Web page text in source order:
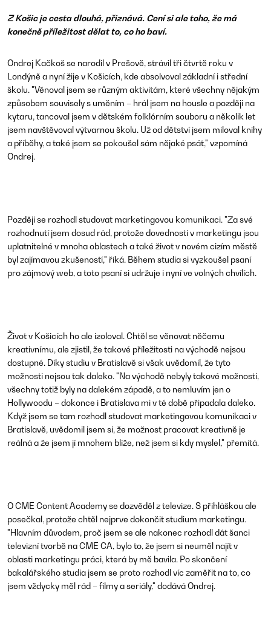
Z Košic je cesta dlouhá, přiznává. Cení si ale toho, že má
konečně příležitost dělat to, co ho baví.
Ondrej Kačkoš se narodil v Prešově, strávil tři čtvrtě roku v
Londýně a nyní žije v Košicích, kde absolvoval základní i střední
školu. "Věnoval jsem se různým aktivitám, které všechny nějakým
způsobem souvisely s uměním – hrál jsem na housle a později na
kytaru, tancoval jsem v dětském folklórním souboru a několik let
jsem navštěvoval výtvarnou školu. Už od dětství jsem miloval knihy
a příběhy, a také jsem se pokoušel sám nějaké psát," vzpomíná
Ondrej.
Později se rozhodl studovat marketingovou komunikaci. "Za své
rozhodnutí jsem dosud rád, protože dovednosti v marketingu jsou
uplatnitelné v mnoha oblastech a také život v novém cizím městě
byl zajímavou zkušeností," říká. Během studia si vyzkoušel psaní
pro zájmový web, a toto psaní si udržuje i nyní ve volných chvílích.
Život v Košicích ho ale izoloval. Chtěl se věnovat něčemu
kreativnímu, ale zjistil, že takové příležitosti na východě nejsou
dostupné. Díky studiu v Bratislavě si však uvědomil, že tyto
možnosti nejsou tak daleko. "Na východě nebyly takové možnosti,
všechny totiž byly na dalekém západě, a to nemluvím jen o
Hollywoodu – dokonce i Bratislava mi v té době připadala daleko.
Když jsem se tam rozhodl studovat marketingovou komunikaci v
Bratislavě, uvědomil jsem si, že možnost pracovat kreativně je
reálná a že jsem jí mnohem blíže, než jsem si kdy myslel," přemítá.
O CME Content Academy se dozvěděl z televize. S přihláškou ale
posečkal, protože chtěl nejprve dokončit studium marketingu.
"Hlavním důvodem, proč jsem se ale nakonec rozhodl dát šanci
televizní tvorbě na CME CA, bylo to, že jsem si neuměl najít v
oblasti marketingu práci, která by mě bavila. Po skončení
bakalářského studia jsem se proto rozhodl víc zaměřit na to, co
jsem vždycky měl rád – filmy a seriály," dodává Ondrej.